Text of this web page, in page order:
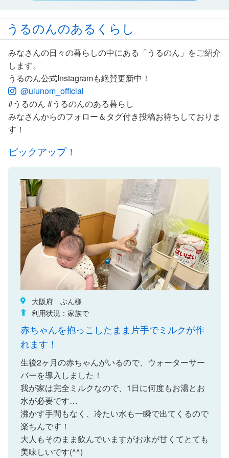
うるのんのあるくらし
みなさんの日々の暮らしの中にある「うるのん」をご紹介
します。
うるのん公式Instagramも絶賛更新中！
@ulunom_official
#うるのん #うるのんのある暮らし
みなさんからのフォロー＆タグ付き投稿お待ちしておりま
す！
ピックアップ！
大阪府 ぶん様
利用状況：家族で
赤ちゃんを抱っこしたまま片手でミルクが作
れます！
生後2ヶ月の赤ちゃんがいるので、ウォーターサー
バーを導入しました！
我が家は完全ミルクなので、1日に何度もお湯とお
水が必要です…
沸かす手間もなく、冷たい水も一瞬で出てくるので
楽ちんです！
大人もそのまま飲んでいますがお水が甘くてとても
美味しいです(^^)